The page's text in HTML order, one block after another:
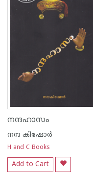
നന്ദഹാസം
നന്ദ‌ കിഷോര്‍
H and C Books
Add to Cart